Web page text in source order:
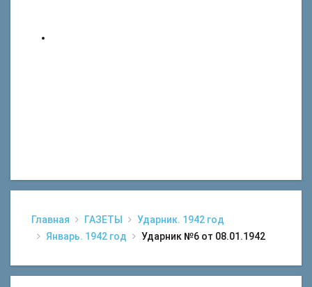
Главная ГАЗЕТЫ
Ударник. 1942 год
Январь. 1942 год
Ударник №6 от 08.01.1942